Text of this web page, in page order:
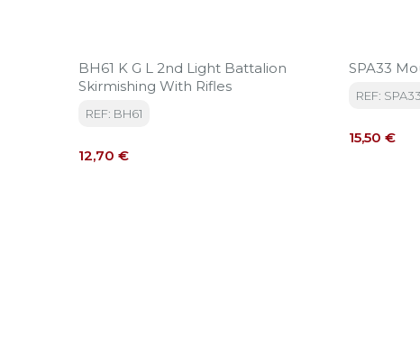
BH61 K G L 2nd Light Battalion
Skirmishing With Rifles
REF: BH61
Precio
12,70 €
SPA33
REF: SPA33
Precio
15,50 €